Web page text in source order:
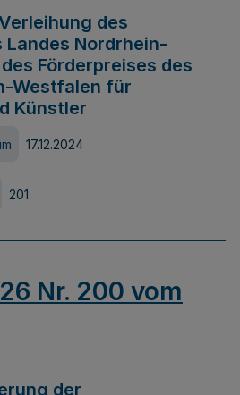
des
Nordrhein-
Förderpreises des
Westfalen für
Künstler
17.12.2024
201
Nr. 200 vom
der